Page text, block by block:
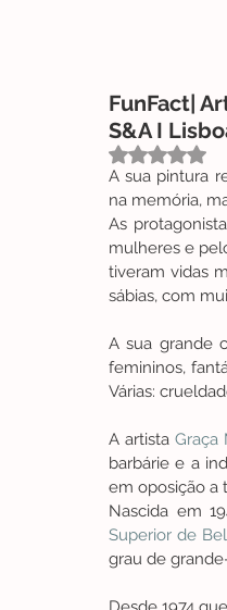
FunFact|
S&A I
Avaliado
A sua pintura
na memória,
As
mulheres e
tiveram vidas
sábias, com
A sua grande
femininos,
Várias:
A artista Graça
barbárie e a
em oposição a
Nascida em
Superior de
grau de